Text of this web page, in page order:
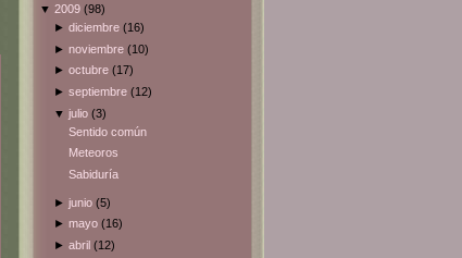
▼ 2009 (98)
►diciembre(16)
►noviembre(10)
►octubre(17)
►septiembre(12)
▼julio(3)
Sentido común
Meteoros
Sabiduría
►junio(5)
►mayo(16)
►abril(12)